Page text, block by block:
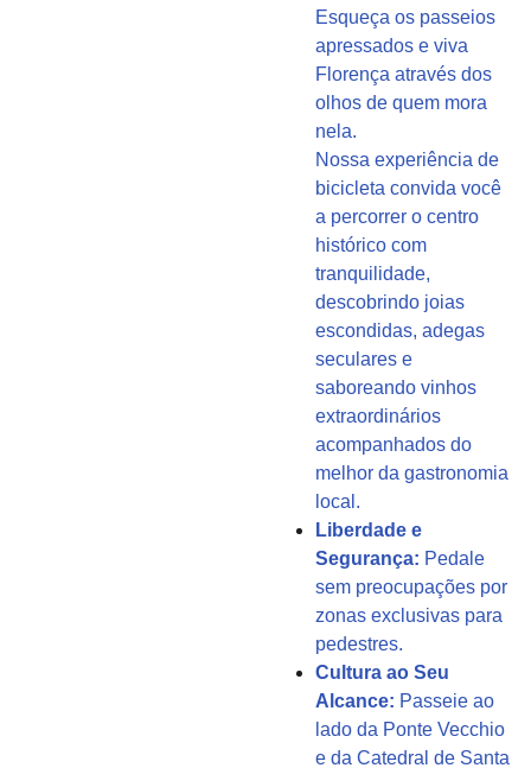
Esqueça os passeios
apressados e viva
Florença através dos
olhos de quem mora
nela.
Nossa experiência de
bicicleta convida você
a percorrer o centro
histórico com
tranquilidade,
descobrindo joias
escondidas, adegas
seculares e
saboreando vinhos
extraordinários
acompanhados do
melhor da gastronomia
local.
Liberdade e
Segurança: Pedale
sem preocupações por
zonas exclusivas para
pedestres.
Cultura ao Seu
Alcance: Passeie ao
lado da Ponte Vecchio
e da Catedral de Santa